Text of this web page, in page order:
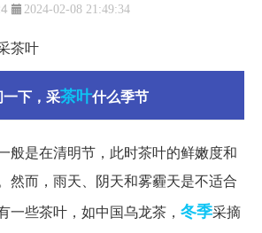
2024-02-08 21:49:34
下，采茶叶什么季节
般是在清明节，此时茶叶的鲜嫩度和
然而，雨天、阴天和雾霾天是不适合
一些茶叶，如中国乌龙茶， 冬季采摘